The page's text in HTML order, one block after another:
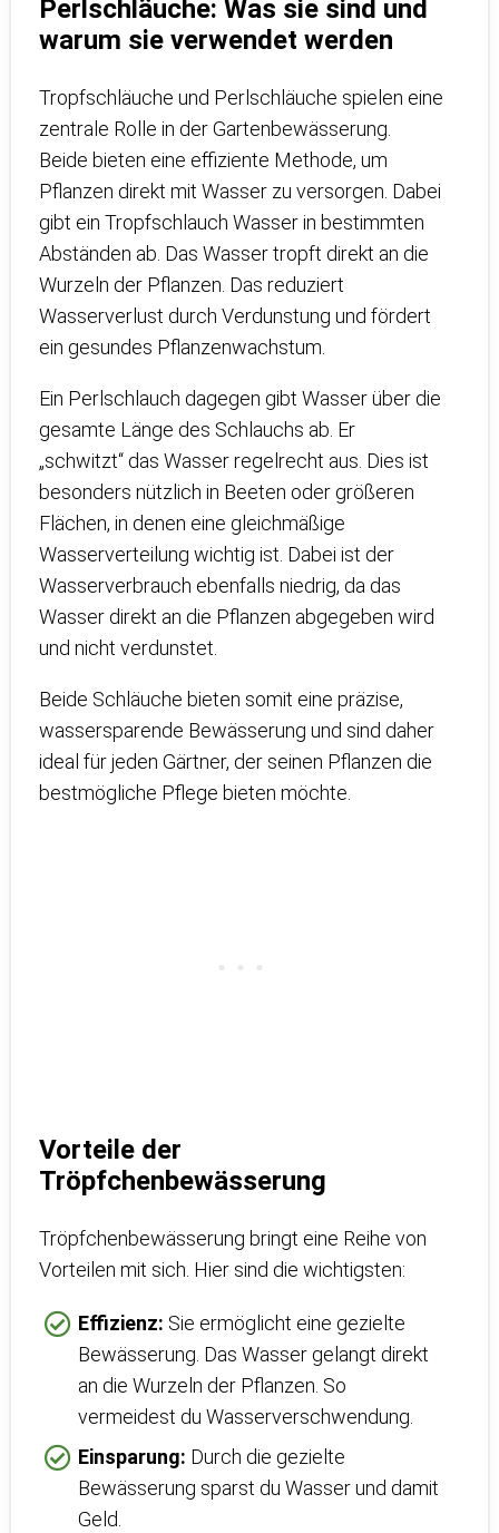
Perlschläuche: Was sie sind und
warum sie verwendet werden
Tropfschläuche und Perlschläuche spielen eine
zentrale Rolle in der Gartenbewässerung.
Beide bieten eine effiziente Methode, um
Pflanzen direkt mit Wasser zu versorgen. Dabei
gibt ein Tropfschlauch Wasser in bestimmten
Abständen ab. Das Wasser tropft direkt an die
Wurzeln der Pflanzen. Das reduziert
Wasserverlust durch Verdunstung und fördert
ein gesundes Pflanzenwachstum.
Ein Perlschlauch dagegen gibt Wasser über die
gesamte Länge des Schlauchs ab. Er
„schwitzt“ das Wasser regelrecht aus. Dies ist
besonders nützlich in Beeten oder größeren
Flächen, in denen eine gleichmäßige
Wasserverteilung wichtig ist. Dabei ist der
Wasserverbrauch ebenfalls niedrig, da das
Wasser direkt an die Pflanzen abgegeben wird
und nicht verdunstet.
Beide Schläuche bieten somit eine präzise,
wassersparende Bewässerung und sind daher
ideal für jeden Gärtner, der seinen Pflanzen die
bestmögliche Pflege bieten möchte.
Vorteile der
Tröpfchenbewässerung
Tröpfchenbewässerung bringt eine Reihe von
Vorteilen mit sich. Hier sind die wichtigsten:
Effizienz: Sie ermöglicht eine gezielte
Bewässerung. Das Wasser gelangt direkt
an die Wurzeln der Pflanzen. So
vermeidest du Wasserverschwendung.
Einsparung: Durch die gezielte
Bewässerung sparst du Wasser und damit
Geld.